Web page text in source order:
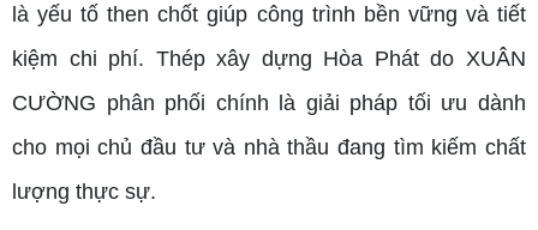
là yếu tố then chốt giúp công trình bền vững và tiết
kiệm chi phí. Thép xây dựng Hòa Phát do XUÂN
CƯỜNG phân phối chính là giải pháp tối ưu dành
cho mọi chủ đầu tư và nhà thầu đang tìm kiếm chất
lượng thực sự.